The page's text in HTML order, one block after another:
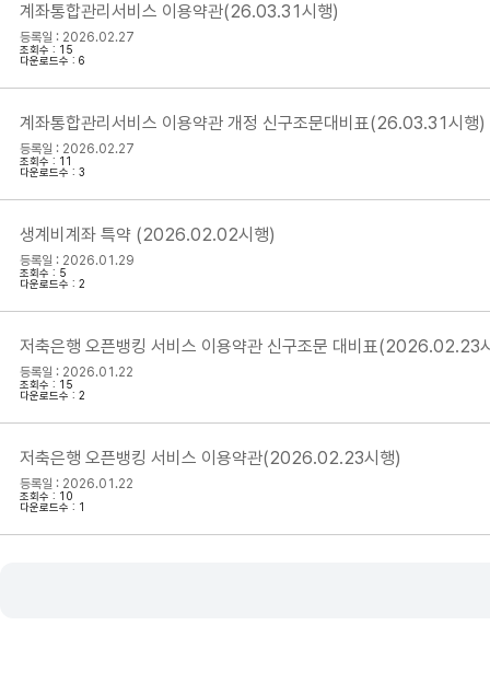
계좌통합관리서비스 이용약관(26.03.31시행)
등록일 : 2026.02.27
조회수 : 15
다운로드수 : 6
계좌통합관리서비스 이용약관 개정 신구조문대비표(26.03.31시행)
등록일 : 2026.02.27
조회수 : 11
다운로드수 : 3
생계비계좌 특약 (2026.02.02시행)
등록일 : 2026.01.29
조회수 : 5
다운로드수 : 2
저축은행 오픈뱅킹 서비스 이용약관 신구조문 대비표(2026.02.23
등록일 : 2026.01.22
조회수 : 15
다운로드수 : 2
저축은행 오픈뱅킹 서비스 이용약관(2026.02.23시행)
등록일 : 2026.01.22
조회수 : 10
다운로드수 : 1